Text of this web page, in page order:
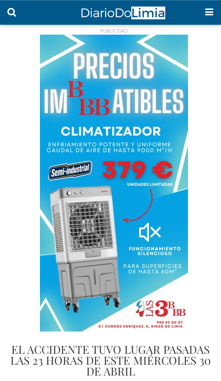
EL ACCIDENTE TUVO LUGAR PASADAS
LAS 23 HORAS DE ESTE MIÉRCOLES 30
DE ABRIL